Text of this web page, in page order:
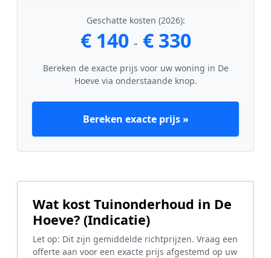
Geschatte kosten (2026):
€ 140 - € 330
Bereken de exacte prijs voor uw woning in De
Hoeve via onderstaande knop.
Bereken exacte prijs »
Wat kost Tuinonderhoud in De
Hoeve? (Indicatie)
Let op: Dit zijn gemiddelde richtprijzen. Vraag een
offerte aan voor een exacte prijs afgestemd op uw